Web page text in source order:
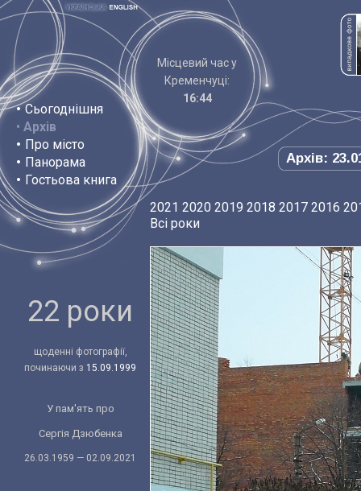
• Сьогоднішня
• Архів
• Про місто
• Панорама
• Гостьова книга
Місцевий час у
Кременчуці:
16:44
Архів:
22 роки
щоденні фотографії,
починаючи з 15.09.1999
У пам'ять про
Сергія Дзюбенка
26.03.1959 — 02.09.2021
2021 2020 2019 2018 2017 2016
Всі роки